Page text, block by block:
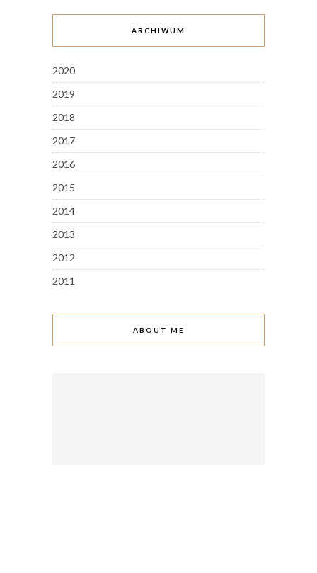
ARCHIWUM
2020
2019
2018
2017
2016
2015
2014
2013
2012
2011
ABOUT ME